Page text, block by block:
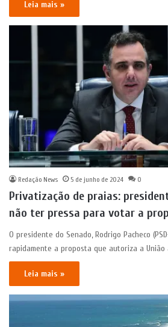
Leia mais »
Redação News 5 de junho de 2024 0
Privatização de praias:
não ter pressa para votar a
O presidente do Senado, Rodrigo Pacheco
rapidamente a proposta que autoriza a União
Leia mais »